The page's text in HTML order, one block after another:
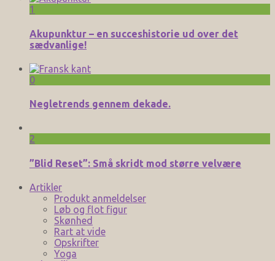
1
Akupunktur – en succeshistorie ud over det
sædvanlige!
0
Negletrends gennem dekade.
2
”Blid Reset”: Små skridt mod større velvære
Artikler
Produkt anmeldelser
Løb og flot figur
Skønhed
Rart at vide
Opskrifter
Yoga